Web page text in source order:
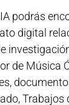
podrás
digital
de Música
Trabajos